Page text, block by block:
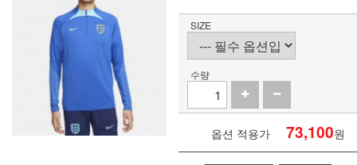
SIZE
수량
옵션 적용가 73,100원